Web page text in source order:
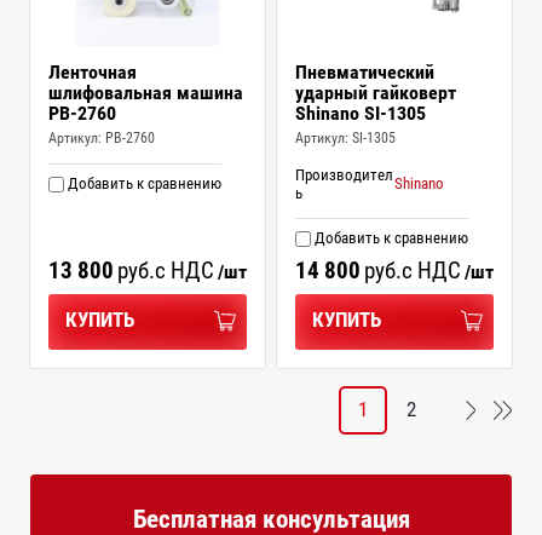
Ленточная
шлифовальная машина
PB-2760
Артикул: PB-2760
Добавить к сравнению
13 800 руб.с НДС /шт
КУПИТЬ
Пневматический
ударный гайковерт
Shinano SI-1305
Артикул: SI-1305
Добавить к сравнению
Производител
ь
Shinano
14 800 руб.с НДС /шт
КУПИТЬ
1 2
Бесплатная консультация